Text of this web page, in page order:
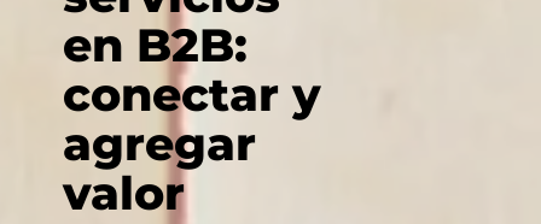
en B2B:
conectar y
agregar
valor